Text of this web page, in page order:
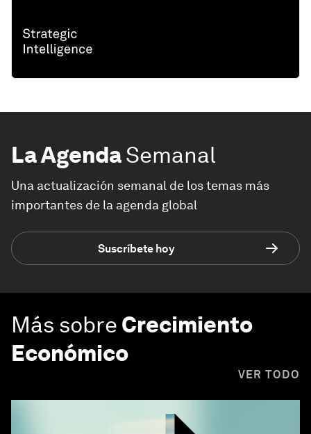
La AgendaSemanal
Una actualización semanal de los temas más
importantes de la agenda global
Suscríbete hoy
Más sobre Crecimiento
Económico
VER TODO